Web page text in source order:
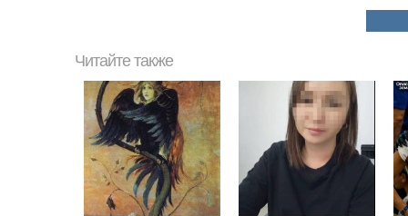
Читайте также